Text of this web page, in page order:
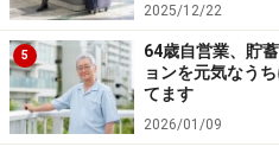
年払い保険料1万9500円
妻／
・がん保険（終身タイプ、終
2025/12/22
5
64歳自営業、貯
ョンを元気なう
てます
2026/01/09